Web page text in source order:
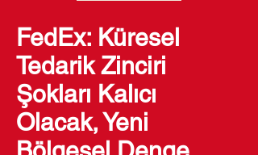
FedEx: Küresel
Tedarik Zinciri
Şokları Kalıcı
Olacak, Yeni